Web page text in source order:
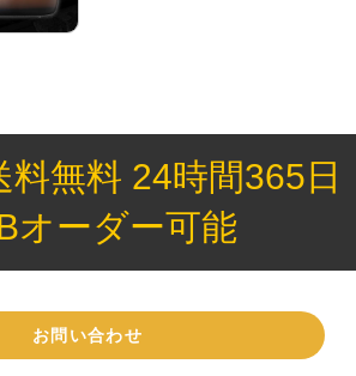
料無料 24時間365日
オーダー可能
お問い合わせ